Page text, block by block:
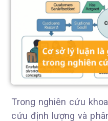
Trong nghiên cứu
cứu định lượng và